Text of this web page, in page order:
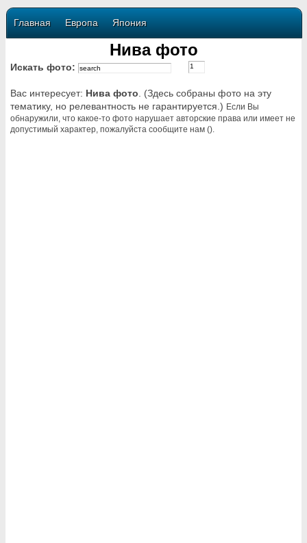
Главная Европа Япония
Нива фото
Искать фото:
Вас интересует: Нива фото . (Здесь собраны фото на эту
тематику, но релевантность не гарантируется.) Если Вы
обнаружили, что какое-то фото нарушает авторские права или имеет не
допустимый характер, пожалуйста сообщите нам ().